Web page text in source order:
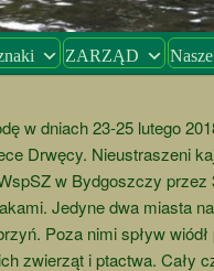
ZARZĄD
w dniach 23-25 lutego
Drwęcy. Nieustraszeni
w Bydgoszczy przez
Jedyne dwa miasta
Poza nimi spływ wiódł
zwierząt i ptactwa. Cały